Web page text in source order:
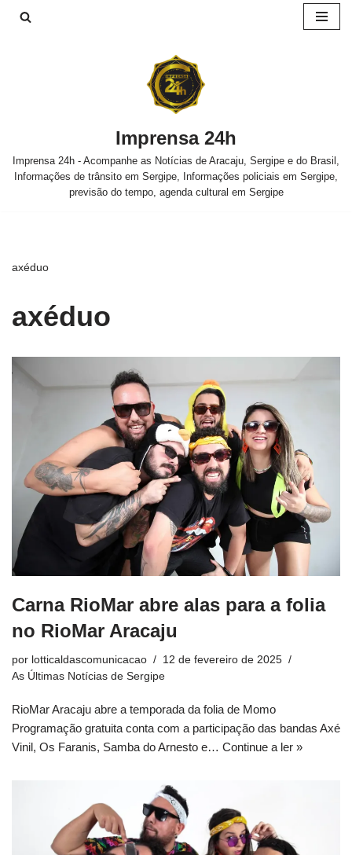
Imprensa 24h
Imprensa 24h - Acompanhe as Notícias de Aracaju, Sergipe e do Brasil,
Informações de trânsito em Sergipe, Informações policiais em Sergipe,
previsão do tempo, agenda cultural em Sergipe
axéduo
axéduo
Carna RioMar abre alas para a folia
no RioMar Aracaju
por lotticaldascomunicacao
12 de fevereiro de 2025
As Últimas Notícias de Sergipe
RioMar Aracaju abre a temporada da folia de Momo
Programação gratuita conta com a participação das bandas Axé
Vinil, Os Faranis, Samba do Arnesto e… Continue a ler »